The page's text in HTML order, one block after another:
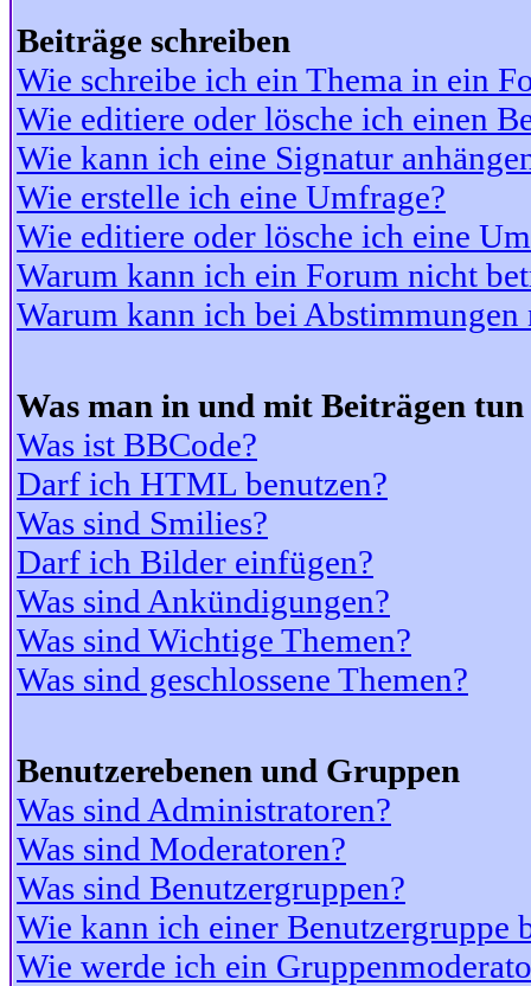
Beiträge schreiben
Wie schreibe ich ein Thema in ein
Wie editiere oder lösche ich einen
Wie kann ich eine Signatur
Wie erstelle ich eine Umfrage?
Wie editiere oder lösche ich eine
Warum kann ich ein Forum nicht
Warum kann ich bei
Was man in und mit Beiträgen
Was ist BBCode?
Darf ich HTML benutzen?
Was sind Smilies?
Darf ich Bilder einfügen?
Was sind Ankündigungen?
Was sind Wichtige Themen?
Was sind geschlossene Themen?
Benutzerebenen und Gruppen
Was sind Administratoren?
Was sind Moderatoren?
Was sind Benutzergruppen?
Wie kann ich einer Benutzergruppe
Wie werde ich ein